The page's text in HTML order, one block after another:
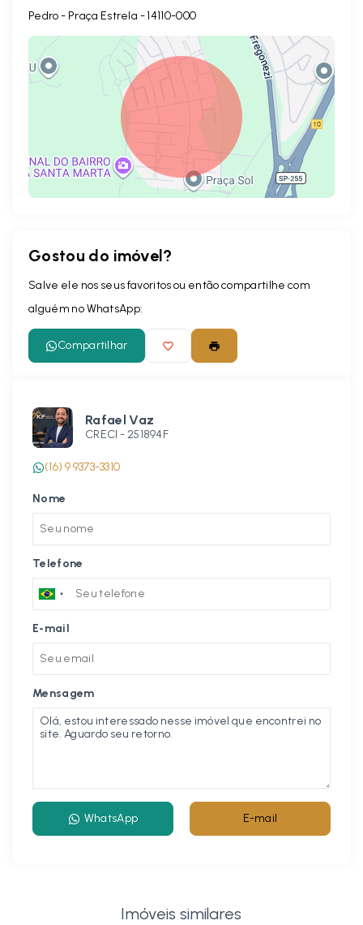
Pedro - Praça Estrela - 14110-000
Gostou do imóvel?
Salve ele nos seus favoritos ou então compartilhe com
alguém no WhatsApp:
Compartilhar
Rafael Vaz
CRECI - 251894F
(16) 9 9373-3310
Nome
Telefone
E-mail
Mensagem
WhatsApp E-mail
Imóveis similares